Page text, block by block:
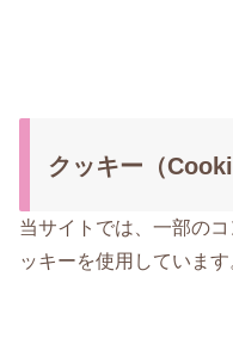
クッキー（
当サイトでは、一部の
ッキーを使用しています